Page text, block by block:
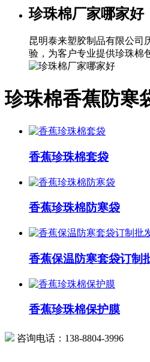
珍珠棉厂家哪家好
昆明泰来塑胶制品有限公司
验，为客户专业提供珍珠棉
珍珠棉香蕉防寒
香蕉珍珠棉套袋
香蕉珍珠棉防寒袋
香蕉保温防寒套袋订制
香蕉珍珠棉保护膜
咨询电话： 138-8804-3996